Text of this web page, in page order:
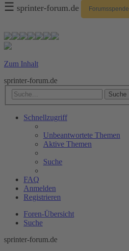
☰ sprinter-forum.de Forumsspende
Zum Inhalt
sprinter-forum.de
Suche
Schnellzugriff
Unbeantwortete Themen
Aktive Themen
Suche
FAQ
Anmelden
Registrieren
Foren-Übersicht
Suche
sprinter-forum.de